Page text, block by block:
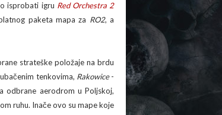
isprobati igru Red Orchestra 2
paketa mapa za RO2, a
strateške položaje na brdu
tenkovima, Rakowice-
odbrane aerodrom u Poljskoj,
ruhu. Inače ovo su mape koje